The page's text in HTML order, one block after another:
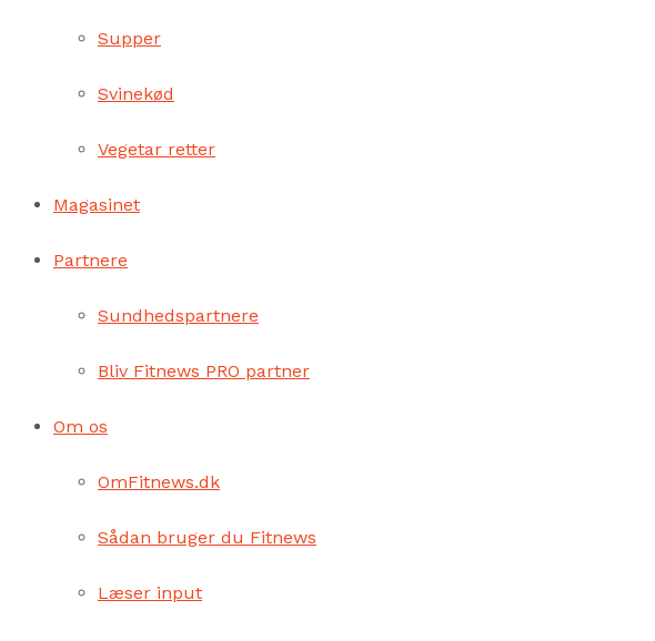
Supper
Svinekød
Vegetar retter
Magasinet
Partnere
Sundhedspartnere
Bliv Fitnews PRO partner
Om os
OmFitnews.dk
Sådan bruger du Fitnews
Læser input